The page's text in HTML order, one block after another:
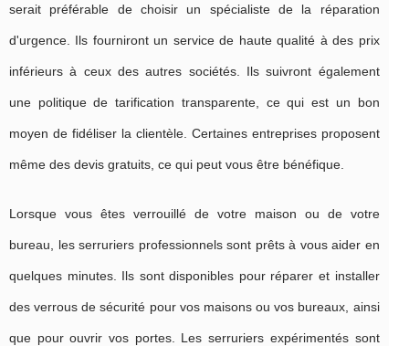
serait préférable de choisir un spécialiste de la réparation
d'urgence. Ils fourniront un service de haute qualité à des prix
inférieurs à ceux des autres sociétés. Ils suivront également
une politique de tarification transparente, ce qui est un bon
moyen de fidéliser la clientèle. Certaines entreprises proposent
même des devis gratuits, ce qui peut vous être bénéfique.
Lorsque vous êtes verrouillé de votre maison ou de votre
bureau, les serruriers professionnels sont prêts à vous aider en
quelques minutes. Ils sont disponibles pour réparer et installer
des verrous de sécurité pour vos maisons ou vos bureaux, ainsi
que pour ouvrir vos portes. Les serruriers expérimentés sont